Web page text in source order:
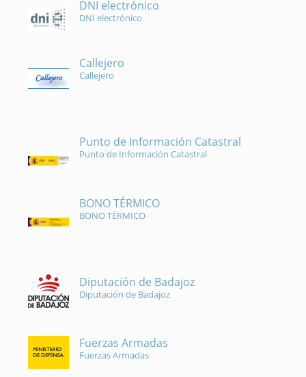
DNI electrónico
DNI electrónico
Callejero
Callejero
Punto de Información Catastral
Punto de Información Catastral
BONO TÉRMICO
BONO TÉRMICO
Diputación de Badajoz
Diputación de Badajoz
Fuerzas Armadas
Fuerzas Armadas